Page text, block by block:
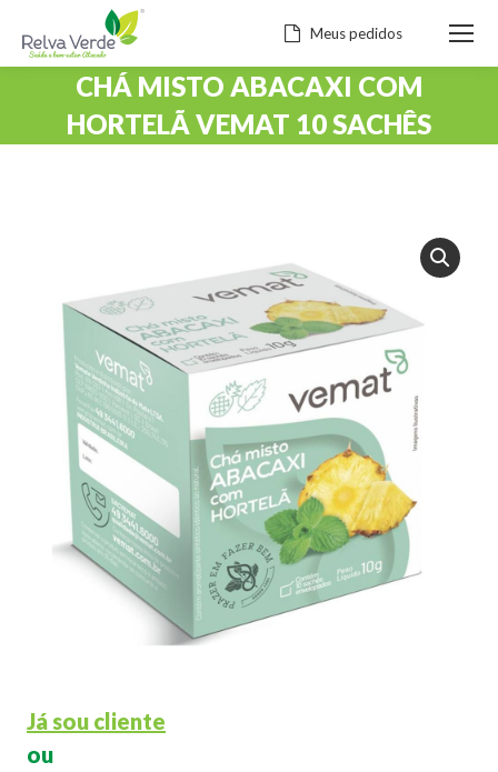
Meus pedidos
CHÁ MISTO ABACAXI COM
HORTELÃ VEMAT 10 SACHÊS
Já sou cliente
ou